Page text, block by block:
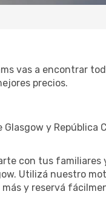
vas a encontrar
precios.
y República
con tus familiares
Utilizá nuestro
y reservá